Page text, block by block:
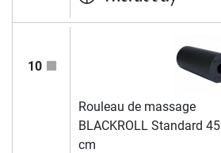
10
Rouleau de massage
BLACKROLL Standard 45
cm